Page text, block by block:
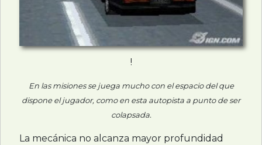
!
En las misiones se juega mucho con el espacio del que
dispone el jugador, como en esta autopista a punto de ser
colapsada.
La mecánica no alcanza mayor profundidad